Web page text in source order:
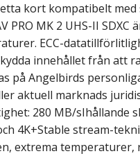
kort kompatibelt med
MK 2 UHS-II SDXC
ECC-
innehållet från att
på Angelbirds
aktuell marknads
280 MB/sIhållande
4K+Stable stream-
extrema